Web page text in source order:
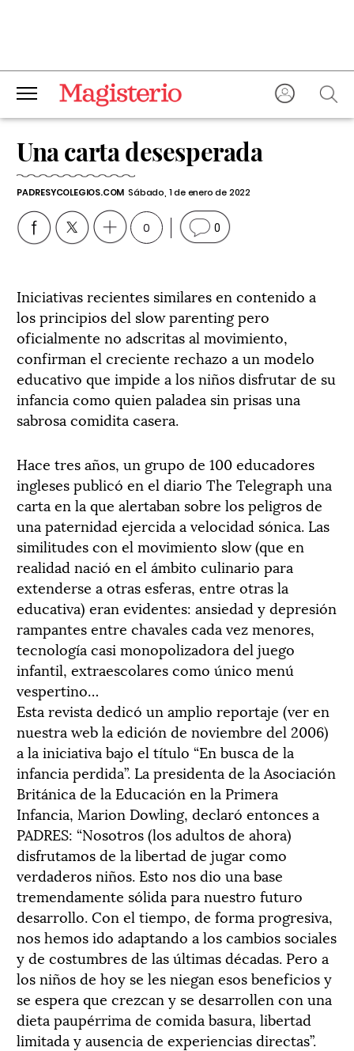
Una carta desesperada
PADRESYCOLEGIOS.COM Sábado, 1 de enero de 2022
0 0
Iniciativas recientes similares en contenido a
los principios del slow parenting pero
oficialmente no adscritas al movimiento,
confirman el creciente rechazo a un modelo
educativo que impide a los niños disfrutar de su
infancia como quien paladea sin prisas una
sabrosa comidita casera.
Hace tres años, un grupo de 100 educadores
ingleses publicó en el diario The Telegraph una
carta en la que alertaban sobre los peligros de
una paternidad ejercida a velocidad sónica. Las
similitudes con el movimiento slow (que en
realidad nació en el ámbito culinario para
extenderse a otras esferas, entre otras la
educativa) eran evidentes: ansiedad y depresión
rampantes entre chavales cada vez menores,
tecnología casi monopolizadora del juego
infantil, extraescolares como único menú
vespertino…
Esta revista dedicó un amplio reportaje (ver en
nuestra web la edición de noviembre del 2006)
a la iniciativa bajo el título “En busca de la
infancia perdida”. La presidenta de la Asociación
Británica de la Educación en la Primera
Infancia, Marion Dowling, declaró entonces a
PADRES: “Nosotros (los adultos de ahora)
disfrutamos de la libertad de jugar como
verdaderos niños. Esto nos dio una base
tremendamente sólida para nuestro futuro
desarrollo. Con el tiempo, de forma progresiva,
nos hemos ido adaptando a los cambios sociales
y de costumbres de las últimas décadas. Pero a
los niños de hoy se les niegan esos beneficios y
se espera que crezcan y se desarrollen con una
dieta paupérrima de comida basura, libertad
limitada y ausencia de experiencias directas”.